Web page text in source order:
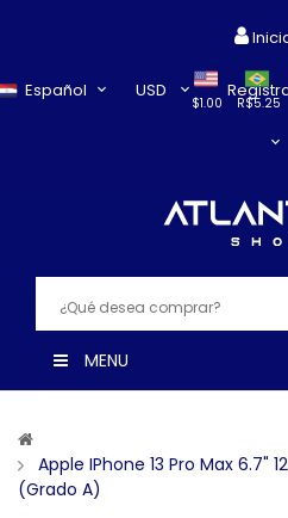
Español USD
$1.00 R$5.25
MENU
Apple IPhone 13 Pro Max 6.7"
(Grado A)